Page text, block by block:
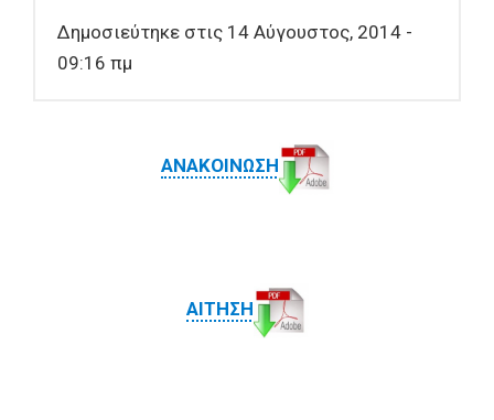
Δημοσιεύτηκε στις 14 Αύγουστος, 2014 -
09:16 πμ
ΑΝΑΚΟΙΝΩΣΗ
ΑΙΤΗΣΗ